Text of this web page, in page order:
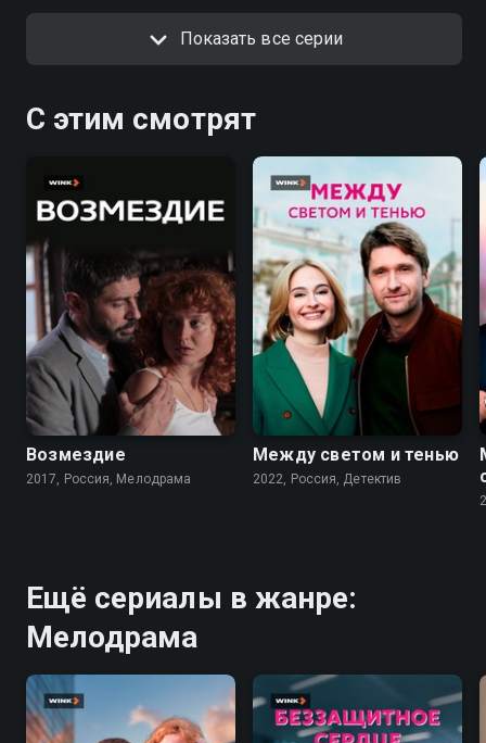
Показать все серии
С этим смотрят
6.3
Возмездие
2017, Россия, Мелодрама
6.9
Между светом и тенью
2022, Россия, Детектив
Ещё сериалы в жанре:
Мелодрама